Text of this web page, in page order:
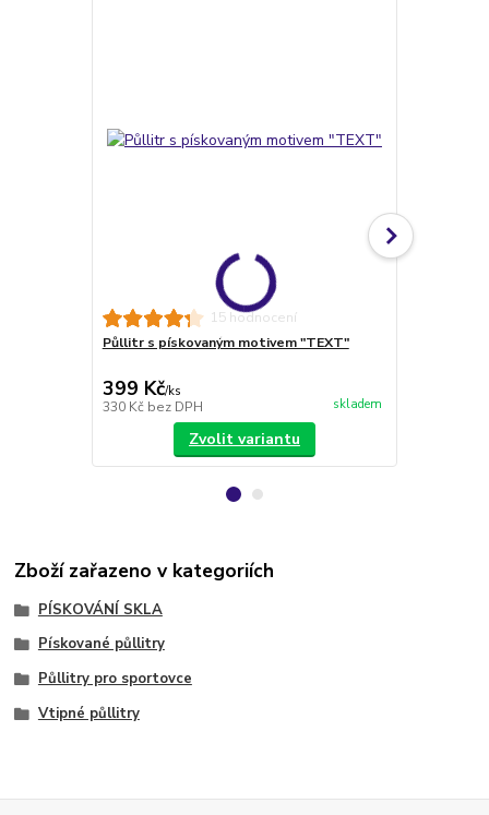
15 hodnocení
Půllitr s pískovaným motivem "TEXT"
399 Kč/ks
330 Kč bez DPH skladem
Zvolit variantu
Zboží zařazeno v kategoriích
PÍSKOVÁNÍ SKLA
Pískované půllitry
Půllitry pro sportovce
Vtipné půllitry